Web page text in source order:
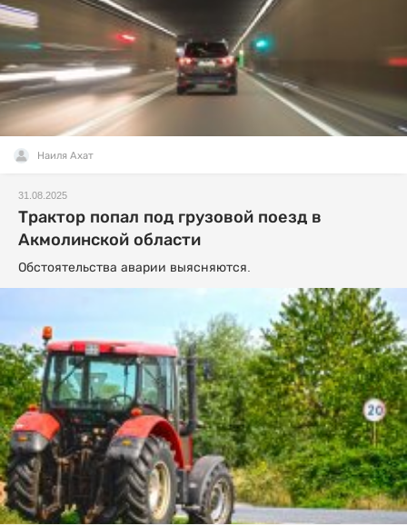
Наиля Ахат
31.08.2025
Трактор попал под грузовой поезд в
Акмолинской области
Обстоятельства аварии выясняются.